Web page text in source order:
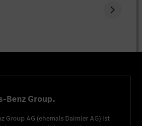
Benz Group.
Group AG (ehemals Daimler AG) ist